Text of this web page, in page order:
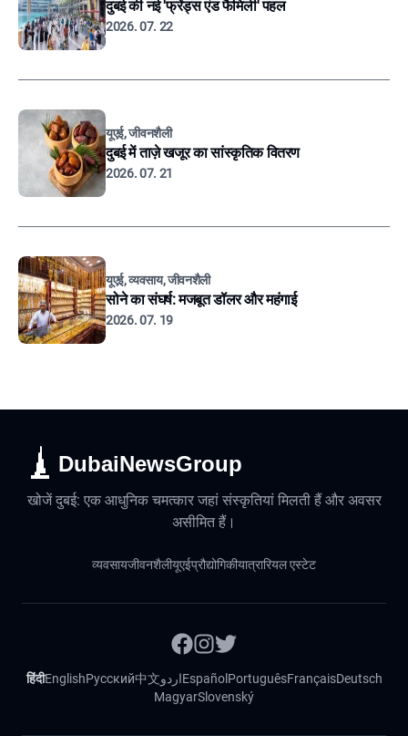
दुबई की नई 'फ्रेंड्स एंड फैमिली' पहल
2026. 07. 22
यूएई, जीवनशैली
दुबई में ताज़े खजूर का सांस्कृतिक वितरण
2026. 07. 21
यूएई, व्यवसाय, जीवनशैली
सोने का संघर्ष: मजबूत डॉलर और महंगाई
2026. 07. 19
DubaiNewsGroup
खोजें दुबई: एक आधुनिक चमत्कार जहां संस्कृतियां मिलती हैं और अवसर
असीमित हैं।
व्यवसायजीवनशैलीयूएईप्रौद्योगिकीयात्रारियल एस्टेट
हिंदीEnglishРусский中文اردوEspañol PortuguêsFrançaisDeutsch
MagyarSlovenský